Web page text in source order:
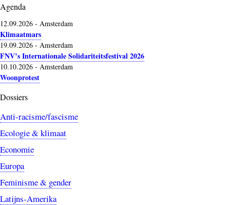
Agenda
12.09.2026 - Amsterdam
Klimaatmars
19.09.2026 - Amsterdam
FNV’s Internationale Solidariteitsfestival 2026
10.10.2026 - Amsterdam
Woonprotest
Dossiers
Anti-racisme/fascisme
Ecologie & klimaat
Economie
Europa
Feminisme & gender
Latijns-Amerika